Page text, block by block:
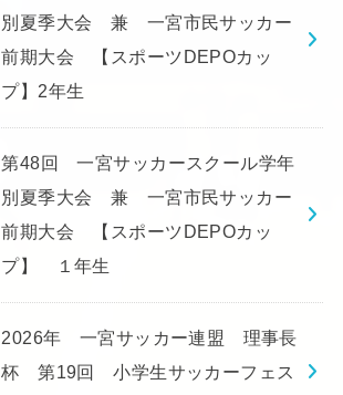
別夏季大会 兼 一宮市民サッカー
前期大会 【スポーツDEPOカッ
プ】2年生
第48回 一宮サッカースクール学年
別夏季大会 兼 一宮市民サッカー
前期大会 【スポーツDEPOカッ
プ】 １年生
2026年 一宮サッカー連盟 理事長
杯 第19回 小学生サッカーフェス